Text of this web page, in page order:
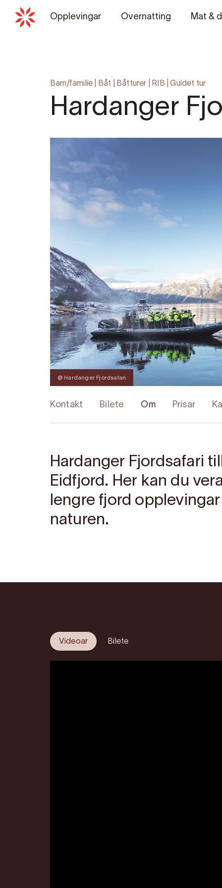
Opplevingar Overnatting Mat &
Barn/familie Båt Båtturer RIB |Guidet tur
Hardanger
@ Hardanger Fjordsafari
Kontakt Bilete Om Prisar
Hardanger Fjordsafari
Eidfjord. Her kan du
lengre fjord
naturen.
Videoar Bilete